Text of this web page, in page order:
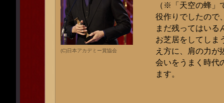
(C)日本アカデミー賞協会
（※「天空の蜂」
役作りでしたので
まだ残ってはいる
お芝居をしてしま
え方に、肩の力が
会いをうまく時代
ます。